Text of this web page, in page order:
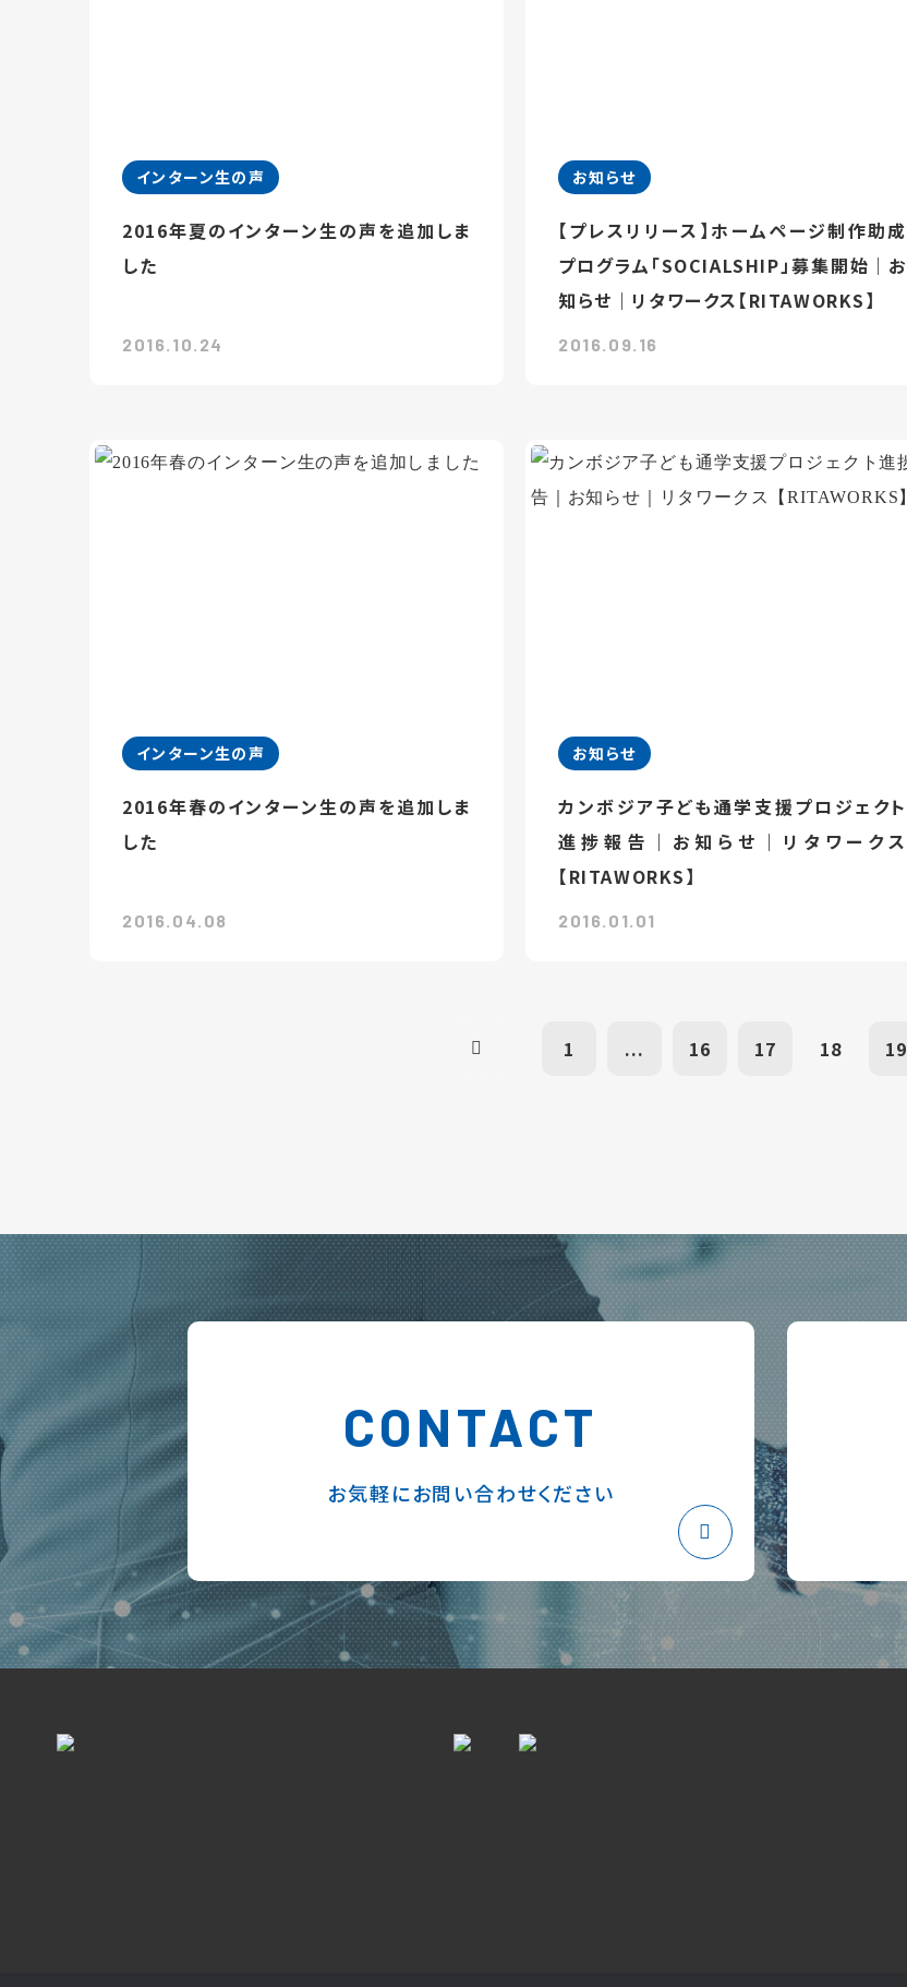
インターン生の声
2016年夏のインターン生の声を追加しま
した
2016.10.24
お知らせ
【プレスリリース】ホームページ制作助成
プログラム「SOCIALSHIP」募集開始｜お
知らせ｜リタワークス【RITAWORKS】
2016.09.16
インターン生の声
2016年春のインターン生の声を追加しま
した
2016.04.08
お知らせ
カンボジア子ども通学支援プロジェクト
進捗報告｜お知らせ｜リタワークス
【RITAWORKS】
2016.01.01
1 ... 16 17 18 19
CONTACT
お気軽にお問い合わせください